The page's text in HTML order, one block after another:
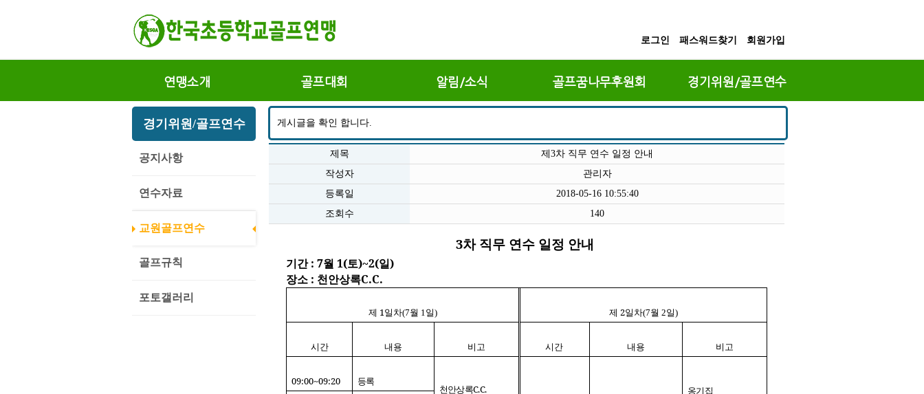
로그인 패스워드찾기 회원가입
연맹소개 골프대회 알림/소식 골프꿈나무후원회 경기위원/골프연수
경기위원/골프연수
공지사항
연수자료
교원골프연수
골프규칙
포토갤러리
게시글을 확인 합니다.
제목
제3차 직무 연수 일정 안내
작성자
관리자
등록일
2018-05-16 10:55:40
조회수
140
3차 직무 연수 일정 안내
기간 : 7월 1(토)~2(일)
장소 : 천안상록C.C.
제 1일차(7월 1일) 제 2일차(7월 2일)
시간 내용 비고 시간 내용 비고
09:00~09:20
등록
천안상록C.C. 옹기집